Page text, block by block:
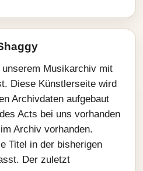
unserem Musikarchiv mit
Diese Künstlerseite wird
Archivdaten aufgebaut
Acts bei uns vorhanden
Archiv vorhanden.
Titel in der bisherigen
Der zuletzt